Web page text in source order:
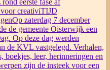
eerste fase af
creativiTIJD
Op zaterdag 7 december
de gemeente Oisterwijk een
Op deze dag werden
de KVL vastgelegd. Verhalen,
boekjes, leer, herinneringen en
zijn de insteek voor een